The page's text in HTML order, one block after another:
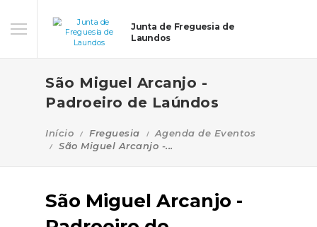
Junta de Freguesia de
Laundos
São Miguel Arcanjo -
Padroeiro de Laúndos
Início Freguesia
Agenda de Eventos
São Miguel Arcanjo -...
São Miguel Arcanjo -